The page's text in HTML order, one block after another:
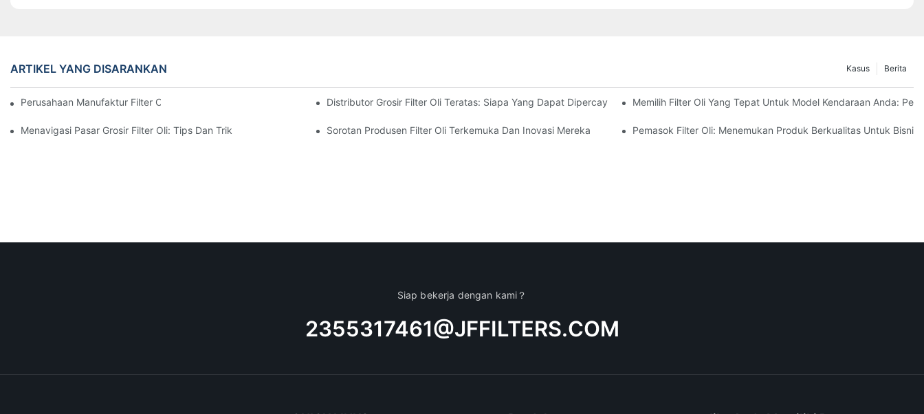
ARTIKEL YANG DISARANKAN Berita
Kasus
Perusahaan Manufaktur Filter Oli Teratas: Tinjauan Komprehensif Distributor Grosir Filter Oli Teratas: Siapa Yang Dapat Dipercaya? Memilih Filter Oli Yang Tepat Untuk Model Kendaraan Anda:
Menavigasi Pasar Grosir Filter Oli: Tips Dan Trik Sorotan Produsen Filter Oli Terkemuka Dan Inovasi Mereka Pemasok Filter Oli: Menemukan Produk Berkualitas Untuk Bisnis
Siap bekerja dengan kami？
2355317461@JFFILTERS.COM